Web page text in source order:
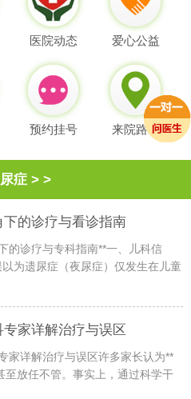
医院动态 爱心公益
预约挂号 来院路线
症> >
的诊疗与看诊指南
的诊疗与专科指南**一、儿科信
为遗尿症（夜尿症）仅发生在儿童
家详解治疗与误区
家详解治疗与误区许多家长认为**
放任不管。事实上，通过科学干